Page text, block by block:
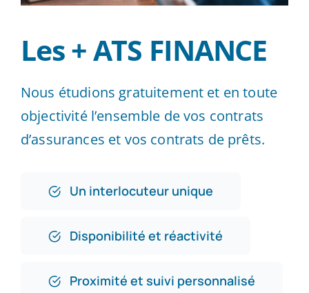
Les + ATS FINANCE
Nous étudions gratuitement et en toute
objectivité l’ensemble de vos contrats
d’assurances et vos contrats de prêts.
Un interlocuteur unique
Disponibilité et réactivité
Proximité et suivi personnalisé